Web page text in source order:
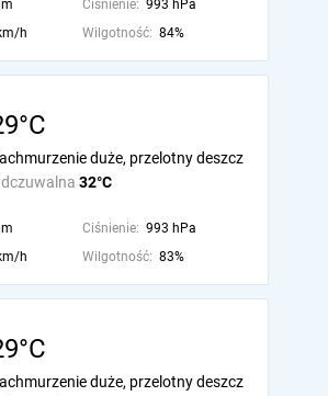
Ciśnienie: 993 hPa
h Wilgotność: 84%
32°C
duże, przelotny deszcz
Ciśnienie: 993 hPa
h Wilgotność: 83%
duże, przelotny deszcz